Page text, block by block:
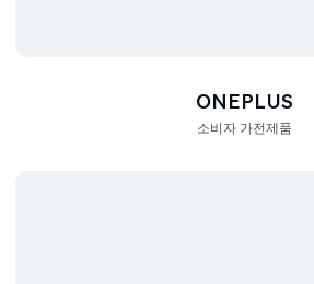
ONEPLUS
소비자 가전제품